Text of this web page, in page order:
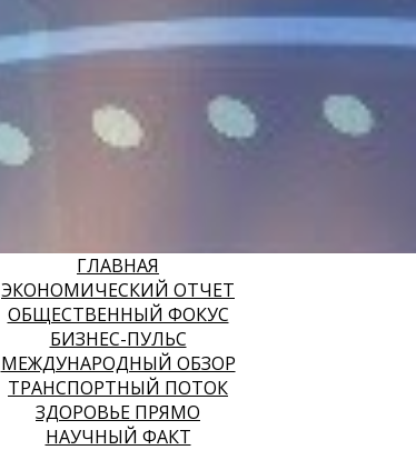
ГЛАВНАЯ
ЭКОНОМИЧЕСКИЙ ОТЧЕТ
ОБЩЕСТВЕННЫЙ ФОКУС
БИЗНЕС-ПУЛЬС
МЕЖДУНАРОДНЫЙ ОБЗОР
ТРАНСПОРТНЫЙ ПОТОК
ЗДОРОВЬЕ ПРЯМО
НАУЧНЫЙ ФАКТ